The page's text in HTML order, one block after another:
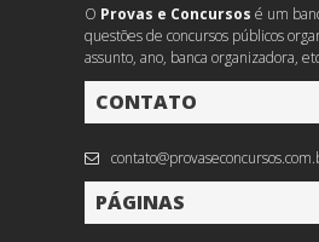
O Provas e Concursos é um
questões de concursos públicos
assunto, ano, banca organizadora,
CONTATO
PÁGINAS